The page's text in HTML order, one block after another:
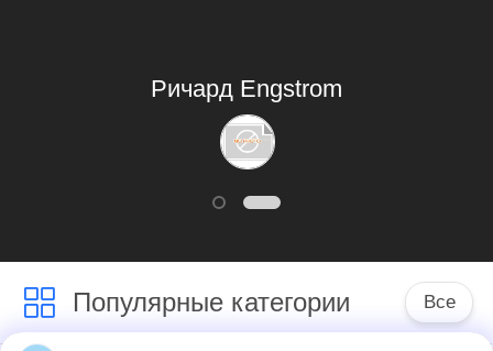
Ричард Engstrom
Популярные категории Все